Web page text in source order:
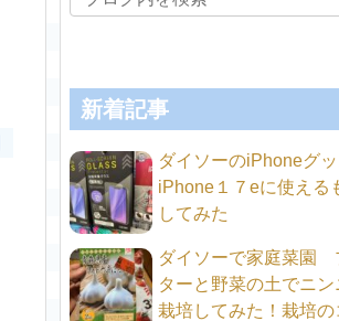
新着記事
ダイソーのiPhoneグ
iPhone１７eに使える
してみた
ダイソーで家庭菜園
ターと野菜の土でニン
栽培してみた！栽培の